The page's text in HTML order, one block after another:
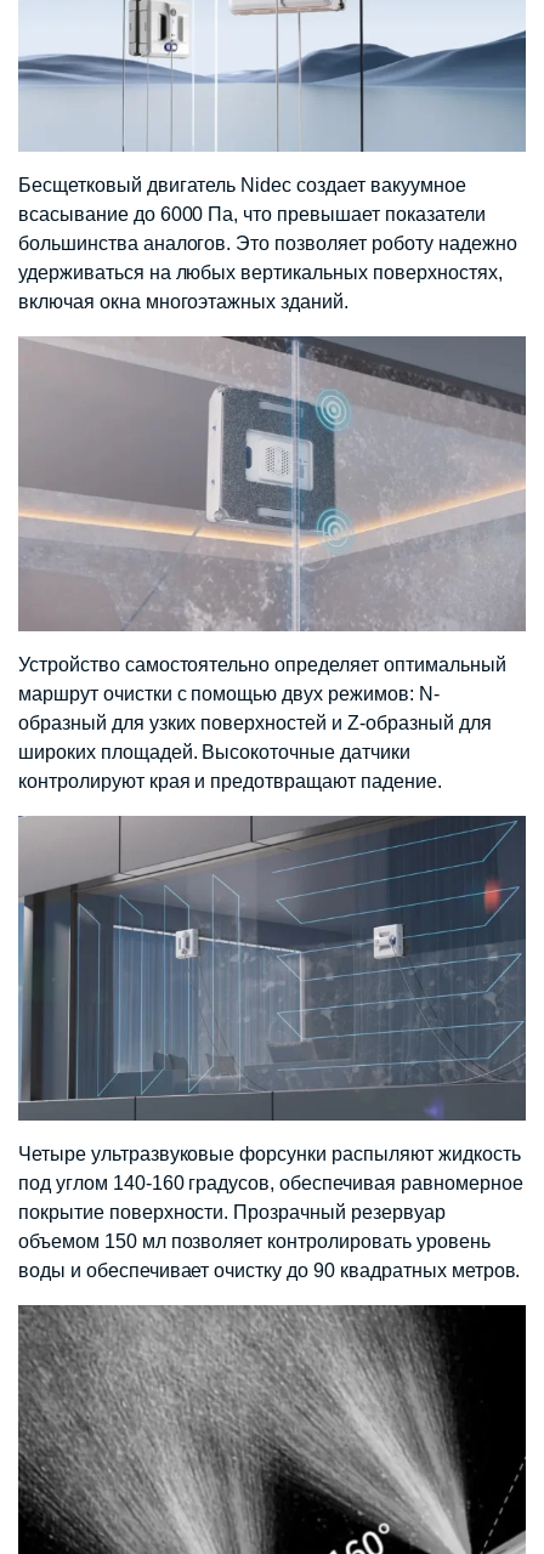
Бесщетковый двигатель Nidec создает вакуумное
всасывание до 6000 Па, что превышает показатели
большинства аналогов. Это позволяет роботу надежно
удерживаться на любых вертикальных поверхностях,
включая окна многоэтажных зданий.
Устройство самостоятельно определяет оптимальный
маршрут очистки с помощью двух режимов: N-
образный для узких поверхностей и Z-образный для
широких площадей. Высокоточные датчики
контролируют края и предотвращают падение.
Четыре ультразвуковые форсунки распыляют жидкость
под углом 140-160 градусов, обеспечивая равномерное
покрытие поверхности. Прозрачный резервуар
объемом 150 мл позволяет контролировать уровень
воды и обеспечивает очистку до 90 квадратных метров.